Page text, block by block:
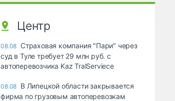
Центр
08.08 Страховая компания "Пари" через
суд в Туле требует 29 млн руб. с
автоперевозчика Kaz TralServiece
08.08 В Липецкой области закрывается
фирма по грузовым автоперевозкам